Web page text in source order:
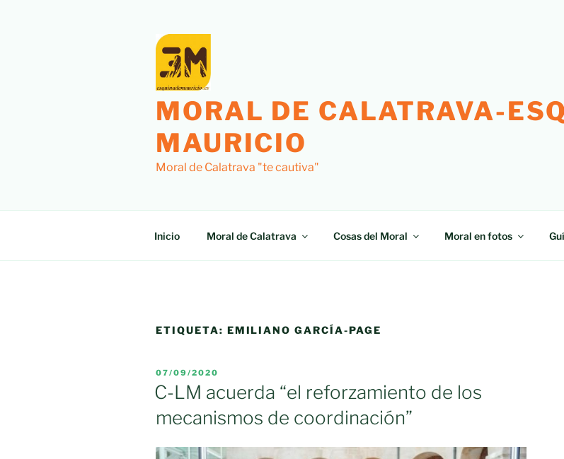
MORAL DE CALATRAVA-
MAURICIO
Moral de Calatrava "te cautiva"
Inicio Moral de Calatrava Cosas del Moral Moral en fotos
ETIQUETA: EMILIANO GARCÍA-PAGE
PUBLICADO
EL
07/09/2020
C-LM acuerda “el reforzamiento de los
mecanismos de coordinación”